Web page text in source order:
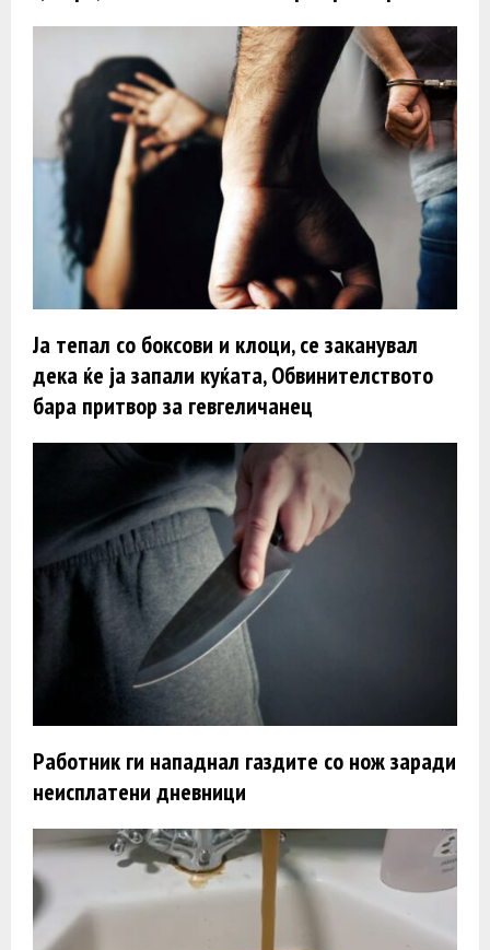
Ја тепал со боксови и клоци, се заканувал
дека ќе ја запали куќата, Обвинителството
бара притвор за гевгеличанец
Работник ги нападнал газдите со нож заради
неисплатени дневници